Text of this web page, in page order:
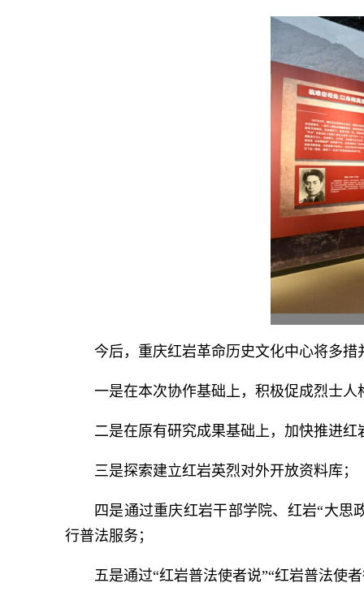
今后，重庆红岩革命历史文化中心将多
一是在本次协作基础上，积极促成烈士
二是在原有研究成果基础上，加快推进红
三是探索建立红岩英烈对外开放资料库；
四是通过重庆红岩干部学院、红岩“大
行普法服务；
五是通过“红岩普法使者说”“红岩普法使